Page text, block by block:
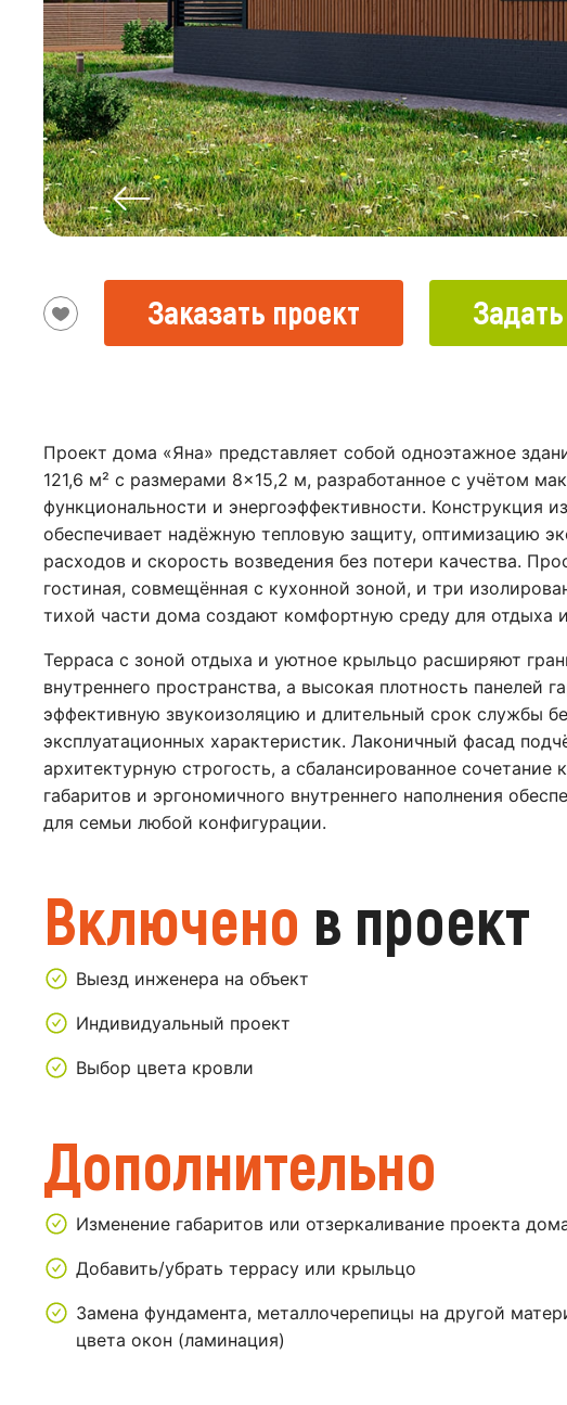
Заказать проект
Проект дома «Яна» представляет собой одноэтажное
121,6 м² с размерами 8×15,2 м, разработанное с учётом
функциональности и энергоэффективности. Конструкция
обеспечивает надёжную тепловую защиту, оптимизацию
расходов и скорость возведения без потери качества.
гостиная, совмещённая с кухонной зоной, и три
тихой части дома создают комфортную среду для отдыха
Терраса с зоной отдыха и уютное крыльцо расширяют
внутреннего пространства, а высокая плотность панелей
эффективную звукоизоляцию и длительный срок службы
эксплуатационных характеристик. Лаконичный фасад
архитектурную строгость, а сбалансированное сочетание
габаритов и эргономичного внутреннего наполнения
для семьи любой конфигурации.
Включено в проект
Выезд инженера на объект
Индивидуальный проект
Выбор цвета кровли
Дополнительно
Изменение габаритов или отзеркаливание проекта
Добавить/убрать террасу или крыльцо
Замена фундамента, металлочерепицы на другой
цвета окон (ламинация)